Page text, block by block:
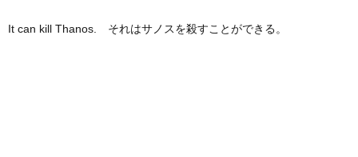
It can kill Thanos. それはサノスを殺すことができる。